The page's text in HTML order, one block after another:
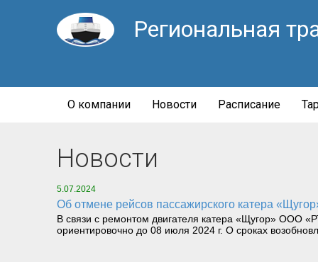
Региональная
О компании Новости Расписание
Новости
5.07.2024
Об отмене рейсов пассажирского катера
В связи с ремонтом двигателя катера «Щугор» ООО
ориентировочно до 08 июля 2024 г. О сроках